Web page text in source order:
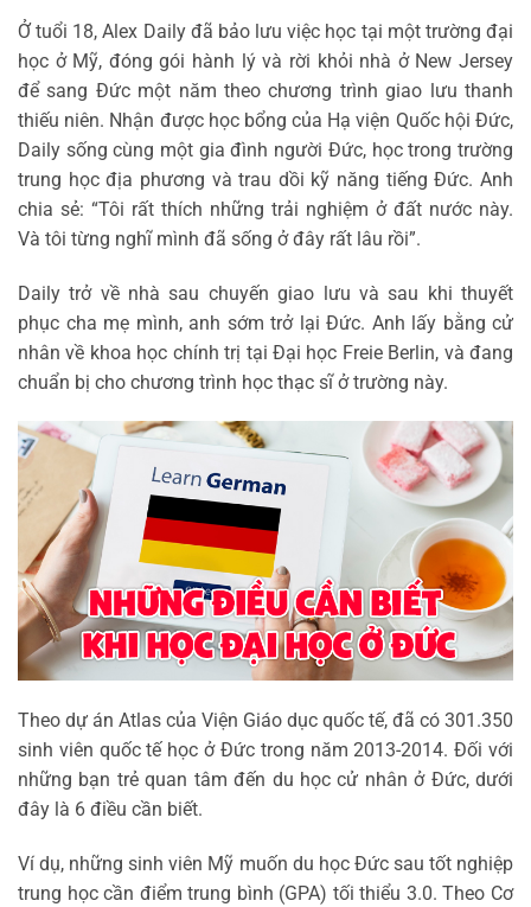
Ở tuổi 18, Alex Daily đã bảo lưu việc học tại một trường đại
học ở Mỹ, đóng gói hành lý và rời khỏi nhà ở New Jersey
để sang Đức một năm theo chương trình giao lưu thanh
thiếu niên. Nhận được học bổng của Hạ viện Quốc hội Đức,
Daily sống cùng một gia đình người Đức, học trong trường
trung học địa phương và trau dồi kỹ năng tiếng Đức. Anh
chia sẻ: “Tôi rất thích những trải nghiệm ở đất nước này.
Và tôi từng nghĩ mình đã sống ở đây rất lâu rồi”.
Daily trở về nhà sau chuyến giao lưu và sau khi thuyết
phục cha mẹ mình, anh sớm trở lại Đức. Anh lấy bằng cử
nhân về khoa học chính trị tại Đại học Freie Berlin, và đang
chuẩn bị cho chương trình học thạc sĩ ở trường này.
Theo dự án Atlas của Viện Giáo dục quốc tế, đã có 301.350
sinh viên quốc tế học ở Đức trong năm 2013-2014. Đối với
những bạn trẻ quan tâm đến du học cử nhân ở Đức, dưới
đây là 6 điều cần biết.
Ví dụ, những sinh viên Mỹ muốn du học Đức sau tốt nghiệp
trung học cần điểm trung bình (GPA) tối thiểu 3.0. Theo Cơ